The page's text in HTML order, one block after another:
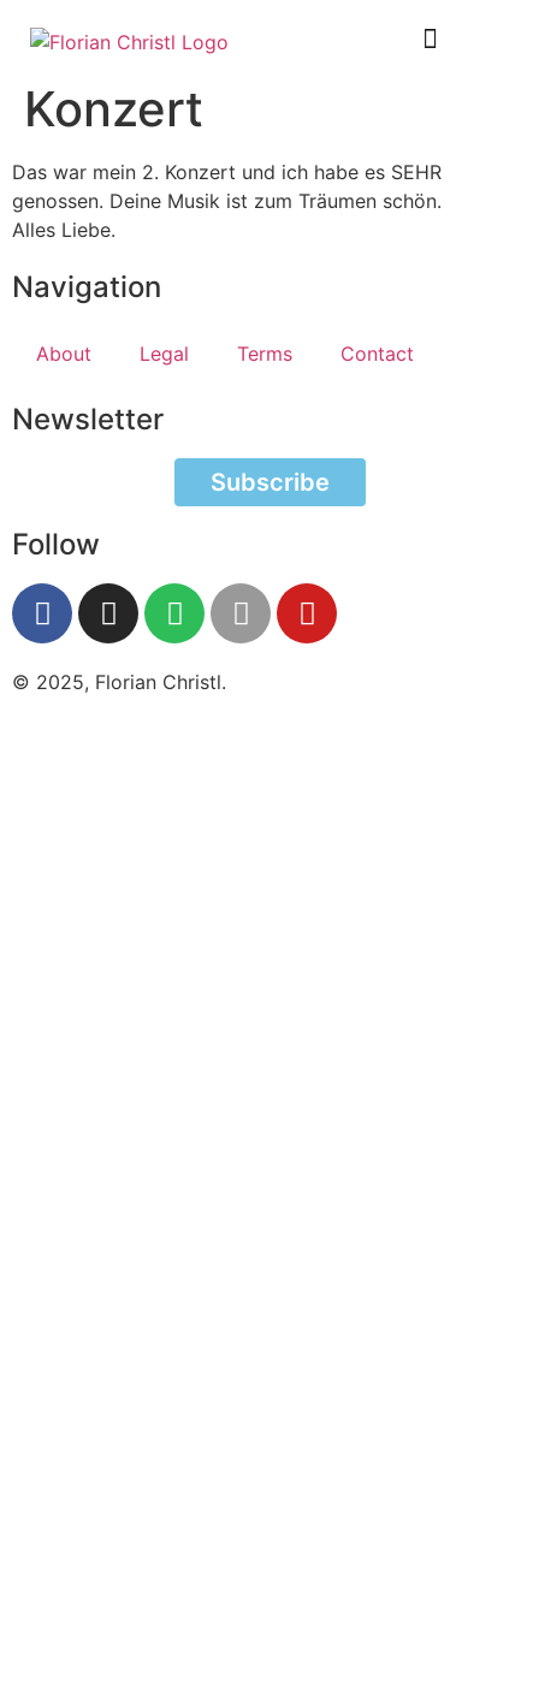
Konzert
Das war mein 2. Konzert und ich habe es SEHR
genossen. Deine Musik ist zum Träumen schön.
Alles Liebe.
Navigation
About Legal Terms Contact
Newsletter
Subscribe
Follow
© 2025, Florian Christl.